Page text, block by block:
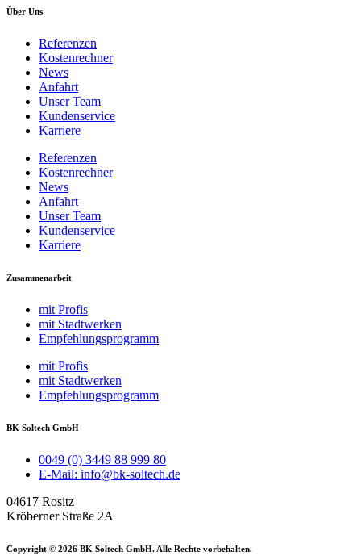
Über Uns
Referenzen
Kostenrechner
News
Anfahrt
Unser Team
Kundenservice
Karriere
Referenzen
Kostenrechner
News
Anfahrt
Unser Team
Kundenservice
Karriere
Zusammenarbeit
mit Profis
mit Stadtwerken
Empfehlungsprogramm
mit Profis
mit Stadtwerken
Empfehlungsprogramm
BK Soltech GmbH
0049 (0) 3449 88 999 80
E-Mail: info@bk-soltech.de
04617 Rositz
Kröberner Straße 2A
Copyright © 2026 BK Soltech GmbH. Alle Rechte vorbehalten.